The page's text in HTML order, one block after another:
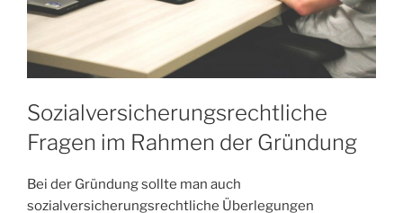
Sozialversicherungsrechtliche
Fragen im Rahmen der Gründung
Bei der Gründung sollte man auch
sozialversicherungsrechtliche Überlegungen